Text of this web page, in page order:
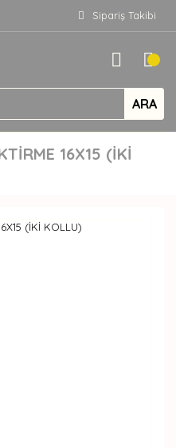
Sipariş Takibi
ARA
16X15 (İKİ